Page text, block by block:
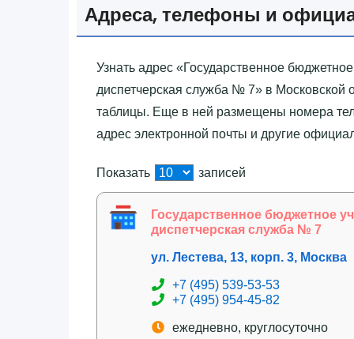
Адреса, телефоны и
Узнать адрес «‎Государственное
диспетчерская служба № 7»‎ в
таблицы. Еще в ней размещены номера
адрес электронной почты и другие
Показать записей
Государственное бюджетное
диспетчерская служба № 7
ул. Лестева, 13, корп. 3, Москва
+7 (495) 539-53-53
+7 (495) 954-45-82
ежедневно, круглосуточно